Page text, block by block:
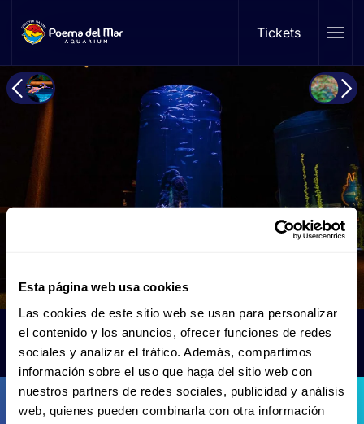
Esta página web usa cookies
Las cookies de este sitio web se usan para personalizar
el contenido y los anuncios, ofrecer funciones de redes
sociales y analizar el tráfico. Además, compartimos
información sobre el uso que haga del sitio web con
nuestros partners de redes sociales, publicidad y análisis
web, quienes pueden combinarla con otra información
Skip to main content Tickets
Lobster